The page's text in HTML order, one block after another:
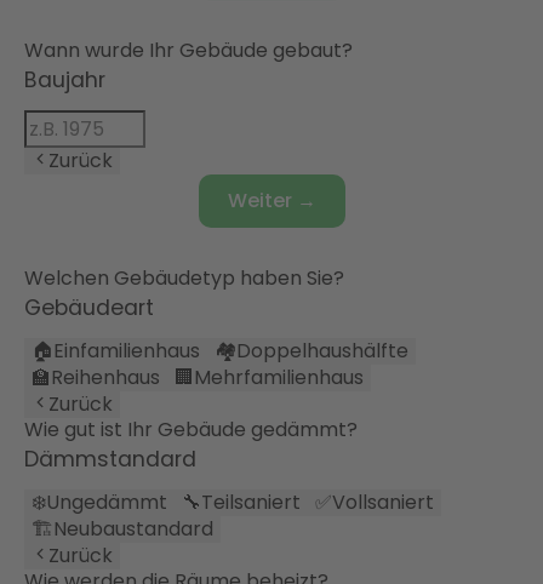
Wann wurde Ihr Gebäude gebaut?
Baujahr
Zurück
Weiter →
Welchen Gebäudetyp haben Sie?
Gebäudeart
🏠Einfamilienhaus 🏘️Doppelhaushälfte
🏫Reihenhaus 🏢Mehrfamilienhaus
Zurück
Wie gut ist Ihr Gebäude gedämmt?
Dämmstandard
❄️Ungedämmt 🔧Teilsaniert ✅Vollsaniert
🏗️Neubaustandard
Zurück